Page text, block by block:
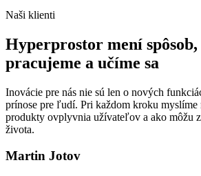
Naši klienti
Hyperprostor mení
pracujeme a učíme sa
Inovácie pre nás nie sú len o nových
prínose pre ľudí. Pri každom kroku myslíme
produkty ovplyvnia užívateľov a ako môžu
života.
Martin Jotov